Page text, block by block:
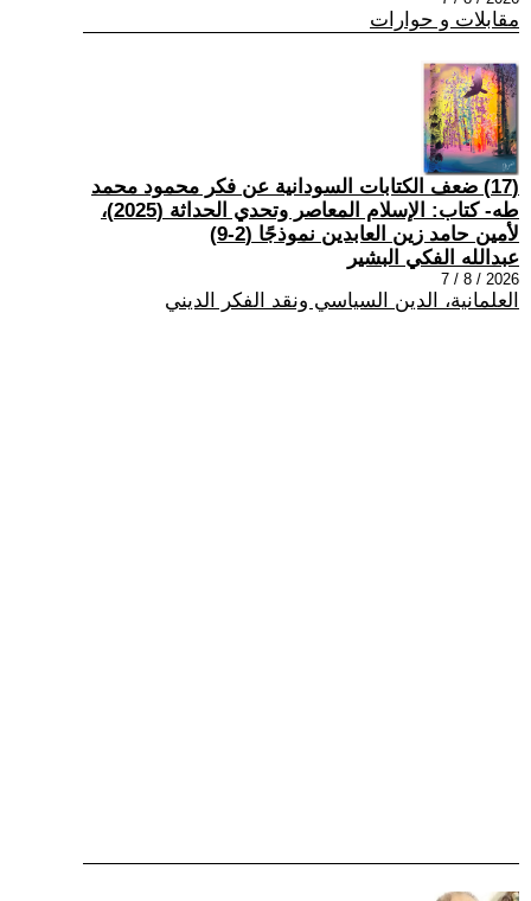
مقابلات و حوارات
(17) ضعف الكتابات السودانية عن فكر محمود محمد
طه- كتاب: الإسلام المعاصر وتحدي الحداثة (2025)،
لأمين حامد زين العابدين نموذجًا (2-9)
عبدالله الفكي البشير
2026 / 8 / 7
العلمانية، الدين السياسي ونقد الفكر الديني